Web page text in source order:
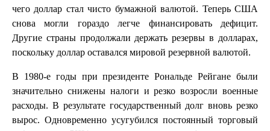
чего доллар стал чисто бумажной валютой. Теперь США
снова могли гораздо легче финансировать дефицит.
Другие страны продолжали держать резервы в долларах,
поскольку доллар оставался мировой резервной валютой.
В 1980-е годы при президенте Рональде Рейгане были
значительно снижены налоги и резко возросли военные
расходы. В результате государственный долг вновь резко
вырос. Одновременно усугубился постоянный торговый